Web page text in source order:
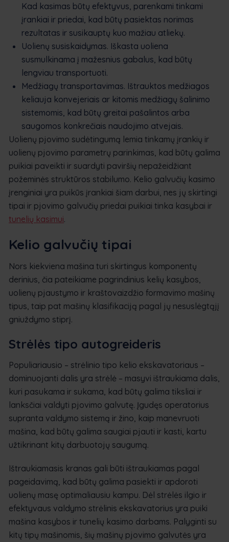
Kad kasimas būtų efektyvus, parenkami tinkami
įrankiai ir priedai, kad būtų pasiektas norimas
rezultatas ir susikauptų kuo mažiau atliekų.
Uolienų susiskaidymas. Iškasta uoliena
susmulkinama į mažesnius gabalus, kad būtų
lengviau transportuoti.
Medžiagų transportavimas. Ištrauktos medžiagos
keliauja konvejeriais ar kitomis medžiagų šalinimo
sistemomis, kad būtų greitai pašalintos arba
saugomos konkrečiais naudojimo atvejais.
Uolienų pjovimo sudėtingumą lemia tinkamų įrankių ir
uolienų pjovimo parametrų parinkimas, kad būtų galima
puikiai paveikti ir suardyti paviršių nepažeidžiant
požeminės struktūros stabilumo. Kelio galvučių kasimo
įrenginiai yra puikūs įrankiai šiam darbui, nes jų skirtingi
tipai ir pjovimo galvučių priedai puikiai tinka kasybai ir
tunelių kasimui.
Kelio galvučių tipai
Nors kiekviena mašina turi skirtingus komponentų
derinius, čia pateikiame pagrindinius kelių kasybos,
uolienų pjaustymo ir kraštovaizdžio formavimo mašinų
tipus, taip pat mašinų klasifikaciją pagal jų nesuslėgtąjį
gniuždymo stiprį.
Strėlės tipo autogreideris
Populiariausio – strėlinio tipo kelio ekskavatoriaus –
dominuojanti dalis yra strėlė – masyvi ištraukiama dalis,
kuri pasukama ir sukama, kad būtų galima tiksliai ir
lanksčiai valdyti pjovimo galvutę. Įgudęs operatorius
supranta valdymo sistemą ir žino, kaip manevruoti
mašina, kad būtų galima saugiai pjauti ir kasti, kartu
užtikrinant kitų darbuotojų saugumą.
Ištraukiamasis kranas gali būti ištraukiamas pagal
pageidavimą, kad būtų galima pasiekti ir apdoroti
uolienų masę optimaliausiu kampu. Dėl strėlės ilgio ir
efektyvaus valdymo strėlinis ekskavatorius yra puiki
mašina kasybos ir tunelių kasimo darbams. Palyginti su
kitų tipų mašinomis, šių mašinų pjovimo galvutės yra